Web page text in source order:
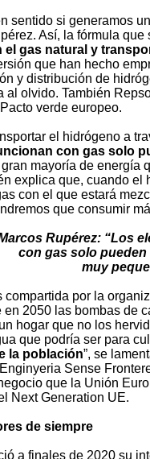
sentido si generamos
Así, la fórmula
el gas natural y
que han hecho
y distribución de
al olvido. También
verde europeo.
el hidrógeno a
con gas solo
mayoría de energía
explica que, cuando
con el que estará
que consumir
Rupérez: “Los
con gas solo
muy
compartida por la
en 2050 las bombas de
hogar que no los
que podría ser para
la población”, se
Sense
que la Unión
Next Generation UE.
de siempre
a finales de 2020 su